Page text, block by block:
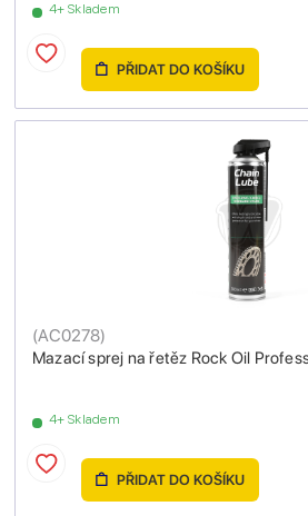
4+ Skladem
PŘIDAT DO KOŠÍKU
Mazací sprej na řetěz Rock Oil
(AC0278)
4+ Skladem
PŘIDAT DO KOŠÍKU